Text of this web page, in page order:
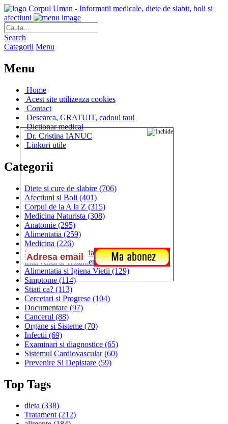
Corpul Uman - Informatii medicale, diete de slabit, boli si
afectiuni
Search
Categorii Menu
Menu
Home
Acest site utilizeaza cookies
Contact
Descarca, GRATUIT, cadoul tau!
Dictionar medical
Dr. Cristina IANUC
Linkuri utile
Categorii
Diete si cure de slabire (706)
Afectiuni si Boli (401)
Corpul de la A la Z (315)
Medicina Naturista (308)
Anatomie (295)
Alimentatia (259)
Medicina (226)
Sanatatea si Preventia(170)
Interventii si Tratamente(167)
Alimentatia si Igiena Vietii (129)
Simptome(114)
Stiati ca? (113)
Cercetari si Progrese (104)
Documentare (97)
Cancerul (88)
Organe si Sisteme (70)
Infectii (69)
Examinari si diagnostice (65)
Sistemul Cardiovascular(60)
Prevenire Si Depistare (59)
Top Tags
dieta (338)
Tratament(212)